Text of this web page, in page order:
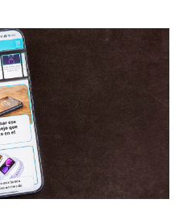
solo
5.1
37.8
los hace livianos